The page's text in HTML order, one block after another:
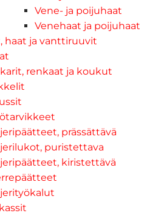
Vene- ja poijuhaat
Venehaat ja poijuhaat
haat ja vanttiruuvit
renkaat ja koukut
prässättävä
puristettava
kiristettävä